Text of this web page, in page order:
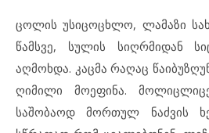
ცოლის უსიცოცხლო, ლამაზი
წამსვე, სულის სიღრმიდან
აღმოხდა. კაცმა რაღაც
ღიმილი მოეფინა.
საშობაოდ მორთულ ნაძვის